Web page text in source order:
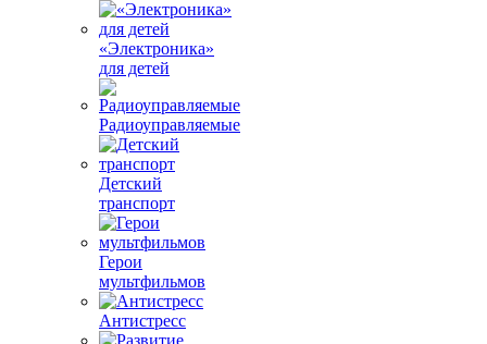
«Электроника»
для детей
Радиоуправляемые
Детский
транспорт
Герои
мультфильмов
Антистресс